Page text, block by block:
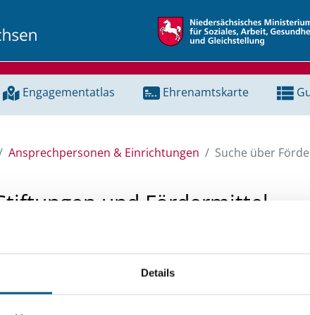
Details
Engagementatlas Ehrenamtskarte
Ansprechpersonen & Einrichtungen Suche über
und Fördermittel
und Stiftungsdatenbank recherchieren. Bei der